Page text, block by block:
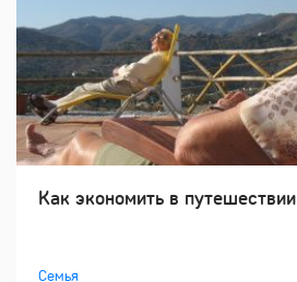
Как экономить в путешествии
Семья